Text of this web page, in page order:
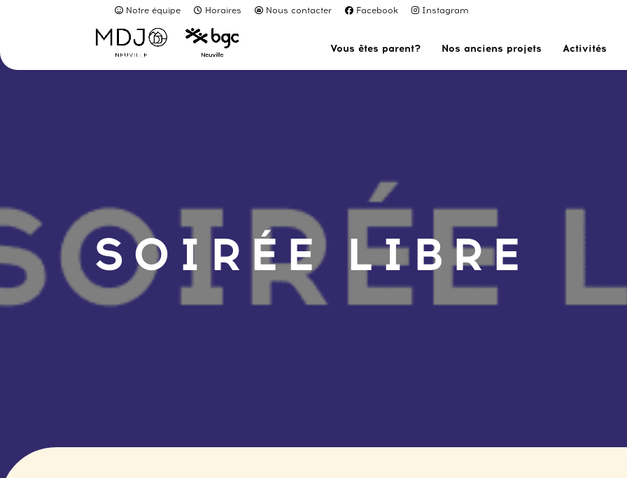
Notre équipe Horaires Nous contacter Facebook Instagram
Vous êtes parent? Nos anciens projets Activités
SOIRÉE LIBRE